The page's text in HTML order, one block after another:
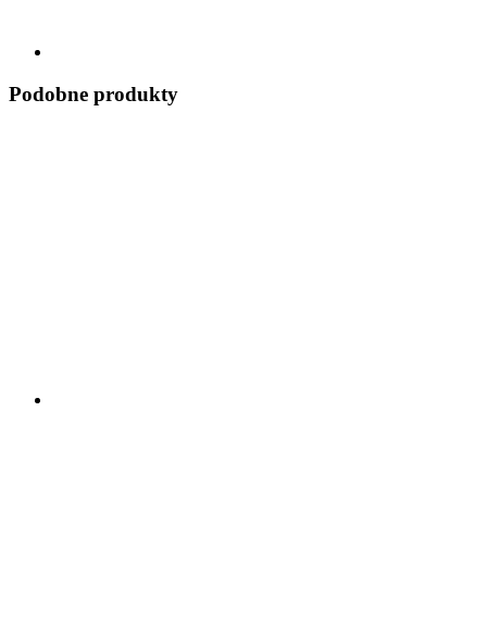
Podobne produkty